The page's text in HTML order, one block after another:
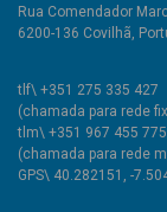
Rua Comendador
6200-136 Covilhã,
tlf\ +351 275 335 427
(chamada para rede
tlm\ +351 967 455 775
(chamada para rede
GPS\ 40.282151, -